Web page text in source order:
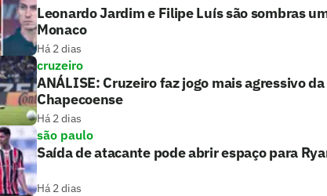
Leonardo Jardim e Filipe Luís são sombras
Monaco
Há 2 dias
cruzeiro
ANÁLISE: Cruzeiro faz jogo mais agressivo
Chapecoense
Há 2 dias
são paulo
Saída de atacante pode abrir espaço para
Há 2 dias